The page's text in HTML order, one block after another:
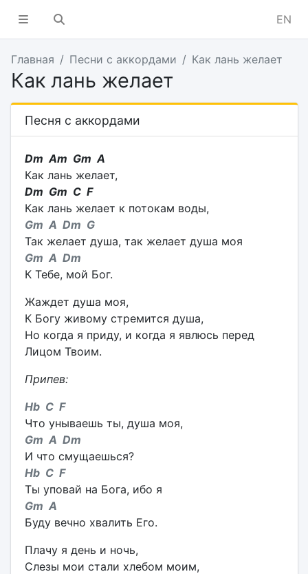
EN
Главная Песни с аккордами Как лань желает
Как лань желает
Песня с аккордами
Dm Am Gm A
Как лань желает,
Dm Gm C F
Как лань желает к потокам воды,
Gm A Dm G
Так желает душа, так желает душа моя
Gm A Dm
К Тебе, мой Бог.
Жаждет душа моя,
К Богу живому стремится душа,
Но когда я приду, и когда я явлюсь перед
Лицом Твоим.
Припев:
Hb C F
Что унываешь ты, душа моя,
Gm A Dm
И что смущаешься?
Hb C F
Ты уповай на Бога, ибо я
Gm A
Буду вечно хвалить Его.
Плачу я день и ночь,
Слезы мои стали хлебом моим,